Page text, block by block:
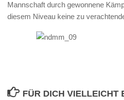
Mannschaft durch gewonnene
diesem Niveau keine zu
FÜR DICH VIELLEICHT